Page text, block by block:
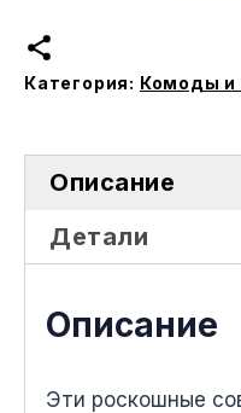
Колорадо
Категория: Комоды и
Описание
Детали
Описание
Эти роскошные